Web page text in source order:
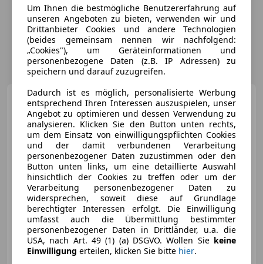
Audi e-tronSportback 50
quattro S line
€ 26 980 1
12/2020 89 000 km Elektro
230 kW (313 PS)
Finazierung ohne Anzahlung möglich!
Um Ihnen die bestmögliche Benutzererfahrung auf
unseren Angeboten zu bieten, verwenden wir und
Drittanbieter Cookies und andere Technologien
(beides gemeinsam nennen wir nachfolgend:
„Cookies"), um Geräteinformationen und
personenbezogene Daten (z.B. IP Adressen) zu
speichern und darauf zuzugreifen.
Dadurch ist es möglich, personalisierte Werbung
entsprechend Ihren Interessen auszuspielen, unser
Angebot zu optimieren und dessen Verwendung zu
analysieren. Klicken Sie den Button unten rechts,
um dem Einsatz von einwilligungspflichten Cookies
und der damit verbundenen Verarbeitung
personenbezogener Daten zuzustimmen oder den
Button unten links, um eine detaillierte Auswahl
hinsichtlich der Cookies zu treffen oder um der
Verarbeitung personenbezogener Daten zu
widersprechen, soweit diese auf Grundlage
berechtigter Interessen erfolgt. Die Einwilligung
umfasst auch die Übermittlung bestimmter
personenbezogener Daten in Drittländer, u.a. die
USA, nach Art. 49 (1) (a) DSGVO. Wollen Sie keine
Einwilligung erteilen, klicken Sie bitte hier.